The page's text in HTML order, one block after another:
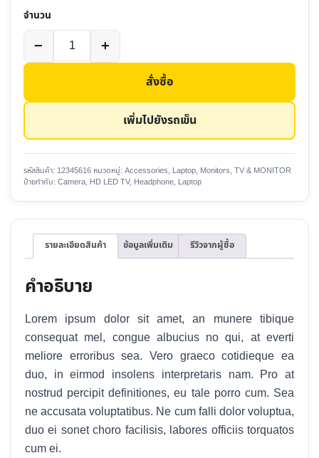
สั่งซื้อ
จำนวน
−
จำนวน
Internet
TCL
inch
ชิ้น
+
เพิ่มไปยังรถเข็น
รหัสสินค้า: 12345616 หมวดหมู่: Accessories, Laptop, Monitors, TV & MONITOR
ป้ายกำกับ: Camera, HD LED TV, Headphone, Laptop
รายละเอียดสินค้า ข้อมูลเพิ่มเติม รีวิวจากผู้ซื้อ
คำอธิบาย
Lorem ipsum dolor sit amet, an munere tibique
consequat mel, congue albucius no qui, at everti
meliore erroribus sea. Vero graeco cotidieque ea
duo, in eirmod insolens interpretaris nam. Pro at
nostrud percipit definitiones, eu tale porro cum. Sea
ne accusata voluptatibus. Ne cum falli dolor voluptua,
duo ei sonet choro facilisis, labores officiis torquatos
cum ei.